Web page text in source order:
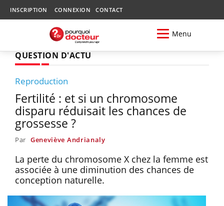
INSCRIPTION CONNEXION CONTACT
Menu
QUESTION D'ACTU
Reproduction
Fertilité : et si un chromosome
disparu réduisait les chances de
grossesse ?
Par Geneviève Andrianaly
La perte du chromosome X chez la femme est
associée à une diminution des chances de
conception naturelle.